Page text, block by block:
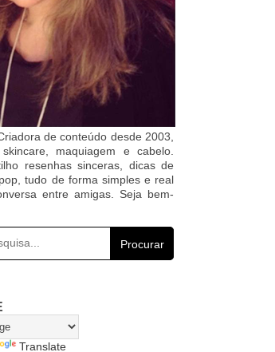
de conteúdo desde 2003,
maquiagem e cabelo.
resenhas sinceras, dicas de
tudo de forma simples e real
entre amigas. Seja bem-
Procurar
Translate